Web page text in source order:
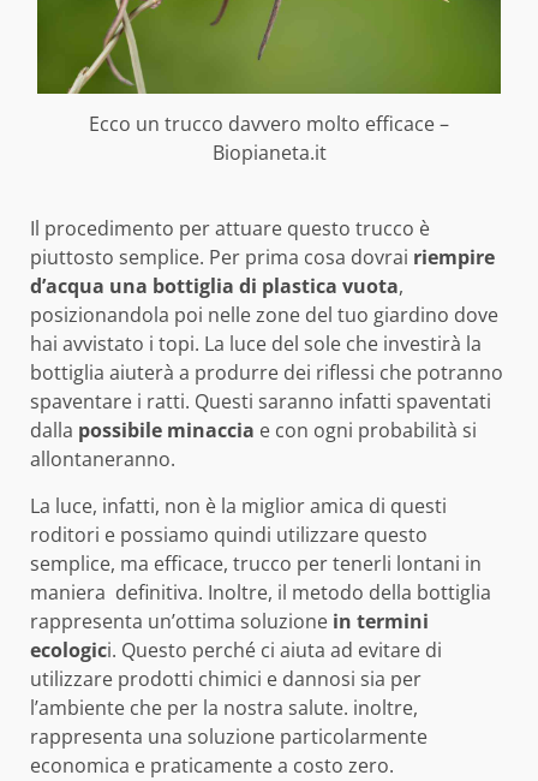
Ecco un trucco davvero molto efficace –
Biopianeta.it
Il procedimento per attuare questo trucco è
piuttosto semplice. Per prima cosa dovrai riempire
d’acqua una bottiglia di plastica vuota,
posizionandola poi nelle zone del tuo giardino dove
hai avvistato i topi. La luce del sole che investirà la
bottiglia aiuterà a produrre dei riflessi che potranno
spaventare i ratti. Questi saranno infatti spaventati
dalla possibile minaccia e con ogni probabilità si
allontaneranno.
La luce, infatti, non è la miglior amica di questi
roditori e possiamo quindi utilizzare questo
semplice, ma efficace, trucco per tenerli lontani in
maniera definitiva. Inoltre, il metodo della bottiglia
rappresenta un’ottima soluzione in termini
ecologici. Questo perché ci aiuta ad evitare di
utilizzare prodotti chimici e dannosi sia per
l’ambiente che per la nostra salute. inoltre,
rappresenta una soluzione particolarmente
economica e praticamente a costo zero.